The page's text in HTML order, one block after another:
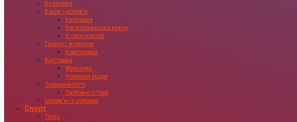
Кулінарія
Ваше здоровʼя
Кулінарія
Вегетаріанська кухня
У світі напоїв
Газети і журнали
Компромат
Виставка
Живопис
Новинки моди
Знаменитості
Любовні історії
Інтервʼю із зірками
Спорт
Теніс